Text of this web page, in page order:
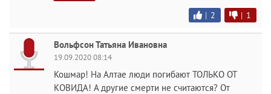
| 2 | 1
Вольфсон Татьяна Ивановна
19.09.2020 08:14
Кошмар! На Алтае люди погибают ТОЛЬКО ОТ
КОВИДА! А другие смерти не считаются? От